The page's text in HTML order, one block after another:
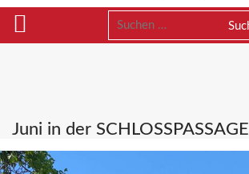
Suchen
Juni in der SCHLOSSPASSAGE